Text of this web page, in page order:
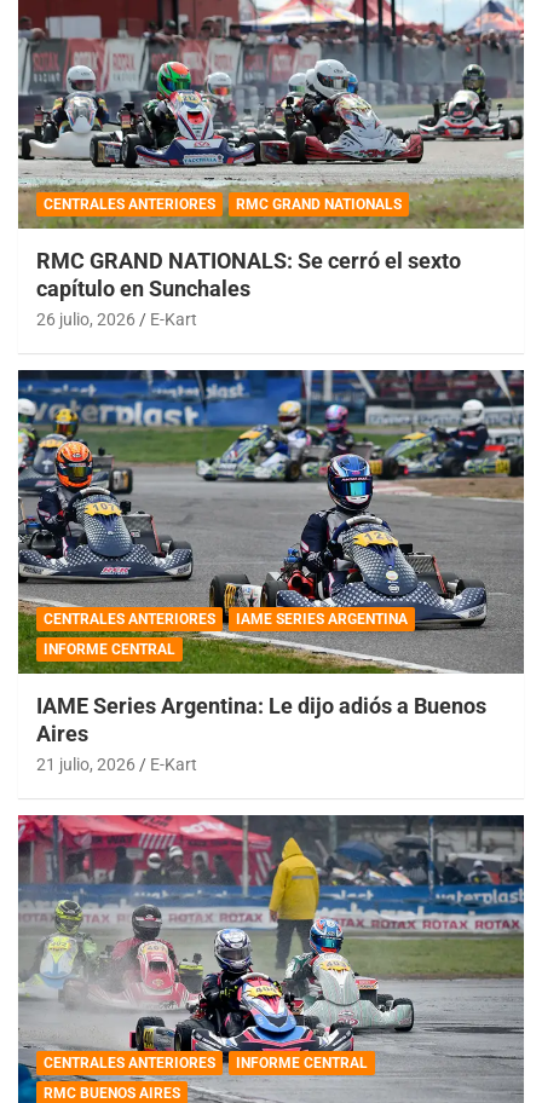
CENTRALES ANTERIORES RMC GRAND NATIONALS
RMC GRAND NATIONALS: Se cerró el sexto
capítulo en Sunchales
26 julio, 2026 E-Kart
CENTRALES ANTERIORES
IAME SERIES ARGENTINA
INFORME CENTRAL
IAME Series Argentina: Le dijo adiós a Buenos
Aires
21 julio, 2026 E-Kart
CENTRALES ANTERIORES
INFORME CENTRAL
RMC BUENOS AIRES